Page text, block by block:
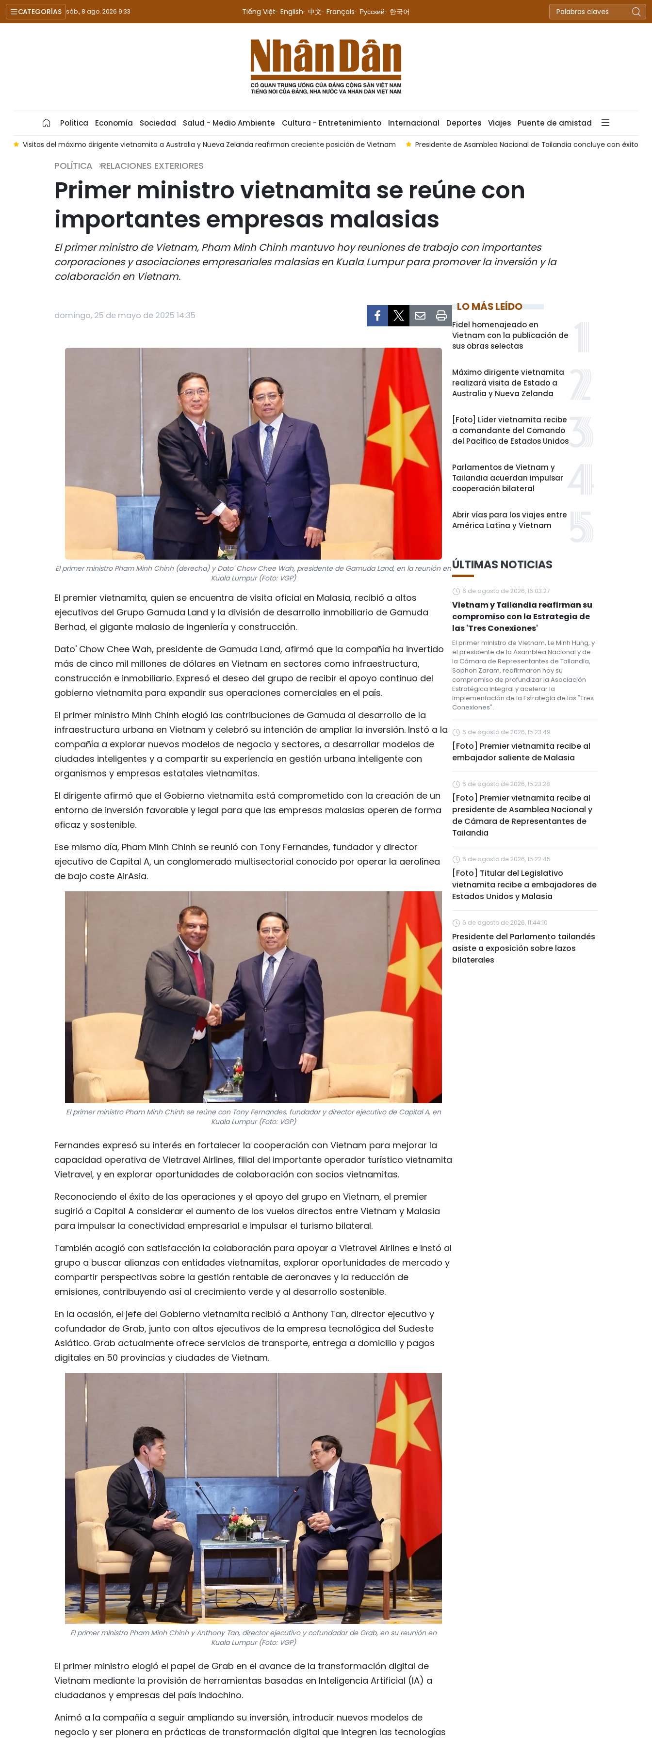
CATEGORÍAS sáb., 8 ago. 2026 9:33 Tiếng Việt English 中文 Français Русский 한국어
Política Economía Sociedad Salud - Medio Ambiente Cultura - Entretenimiento Internacional Deportes Viajes Puente de amistad
del máximo dirigente vietnamita a Australia y Nueva Zelanda reafirman creciente posición de Vietnam Presidente de Asamblea Nacional de Tailandia concluye con éxito visita
POLÍTICA RELACIONES EXTERIORES
Primer ministro vietnamita se reúne con
importantes empresas malasias
El primer ministro de Vietnam, Pham Minh Chinh mantuvo hoy reuniones de trabajo con importantes
corporaciones y asociaciones empresariales malasias en Kuala Lumpur para promover la inversión y la
colaboración en Vietnam.
domingo, 25 de mayo de 2025 14:35
El primer ministro Pham Minh Chinh (derecha) y Dato' Chow Chee Wah, presidente de Gamuda Land, en la reunión en
Kuala Lumpur (Foto: VGP)
El premier vietnamita, quien se encuentra de visita oficial en Malasia, recibió a altos
ejecutivos del Grupo Gamuda Land y la división de desarrollo inmobiliario de Gamuda
Berhad, el gigante malasio de ingeniería y construcción.
Dato' Chow Chee Wah, presidente de Gamuda Land, afirmó que la compañía ha invertido
más de cinco mil millones de dólares en Vietnam en sectores como infraestructura,
construcción e inmobiliario. Expresó el deseo del grupo de recibir el apoyo continuo del
gobierno vietnamita para expandir sus operaciones comerciales en el país.
El primer ministro Minh Chinh elogió las contribuciones de Gamuda al desarrollo de la
infraestructura urbana en Vietnam y celebró su intención de ampliar la inversión. Instó a la
compañía a explorar nuevos modelos de negocio y sectores, a desarrollar modelos de
ciudades inteligentes y a compartir su experiencia en gestión urbana inteligente con
organismos y empresas estatales vietnamitas.
El dirigente afirmó que el Gobierno vietnamita está comprometido con la creación de un
entorno de inversión favorable y legal para que las empresas malasias operen de forma
eficaz y sostenible.
Ese mismo día, Pham Minh Chinh se reunió con Tony Fernandes, fundador y director
ejecutivo de Capital A, un conglomerado multisectorial conocido por operar la aerolínea
de bajo coste AirAsia.
El primer ministro Pham Minh Chinh se reúne con Tony Fernandes, fundador y director ejecutivo de Capital A, en
Kuala Lumpur (Foto: VGP)
Fernandes expresó su interés en fortalecer la cooperación con Vietnam para mejorar la
capacidad operativa de Vietravel Airlines, filial del importante operador turístico vietnamita
Vietravel, y en explorar oportunidades de colaboración con socios vietnamitas.
Reconociendo el éxito de las operaciones y el apoyo del grupo en Vietnam, el premier
sugirió a Capital A considerar el aumento de los vuelos directos entre Vietnam y Malasia
para impulsar la conectividad empresarial e impulsar el turismo bilateral.
También acogió con satisfacción la colaboración para apoyar a Vietravel Airlines e instó al
grupo a buscar alianzas con entidades vietnamitas, explorar oportunidades de mercado y
compartir perspectivas sobre la gestión rentable de aeronaves y la reducción de
emisiones, contribuyendo así al crecimiento verde y al desarrollo sostenible.
En la ocasión, el jefe del Gobierno vietnamita recibió a Anthony Tan, director ejecutivo y
cofundador de Grab, junto con altos ejecutivos de la empresa tecnológica del Sudeste
Asiático. Grab actualmente ofrece servicios de transporte, entrega a domicilio y pagos
digitales en 50 provincias y ciudades de Vietnam.
El primer ministro Pham Minh Chinh y Anthony Tan, director ejecutivo y cofundador de Grab, en su reunión en
Kuala Lumpur (Foto: VGP)
El primer ministro elogió el papel de Grab en el avance de la transformación digital de
Vietnam mediante la provisión de herramientas basadas en Inteligencia Artificial (IA) a
ciudadanos y empresas del país indochino.
Animó a la compañía a seguir ampliando su inversión, introducir nuevos modelos de
negocio y ser pionera en prácticas de transformación digital que integren las tecnologías
LO MÁS LEÍDO
Fidel homenajeado en
Vietnam con la publicación de
sus obras selectas
Máximo dirigente vietnamita
realizará visita de Estado a
Australia y Nueva Zelanda
[Foto] Líder vietnamita recibe
a comandante del Comando
del Pacífico de Estados Unidos
Parlamentos de Vietnam y
Tailandia acuerdan impulsar
cooperación bilateral
Abrir vías para los viajes entre
América Latina y Vietnam
ÚLTIMAS NOTICIAS
6 de agosto de 2026, 16:03:27
Vietnam y Tailandia reafirman su
compromiso con la Estrategia de
las 'Tres Conexiones'
El primer ministro de Vietnam, Le Minh Hung, y
el presidente de la Asamblea Nacional y de
la Cámara de Representantes de Tailandia,
Sophon Zaram, reafirmaron hoy su
compromiso de profundizar la Asociación
Estratégica Integral y acelerar la
implementación de la Estrategia de las "Tres
Conexiones".
6 de agosto de 2026, 15:23:49
[Foto] Premier vietnamita recibe al
embajador saliente de Malasia
6 de agosto de 2026, 15:23:28
[Foto] Premier vietnamita recibe al
presidente de Asamblea Nacional y
de Cámara de Representantes de
Tailandia
6 de agosto de 2026, 15:22:45
[Foto] Titular del Legislativo
vietnamita recibe a embajadores de
Estados Unidos y Malasia
6 de agosto de 2026, 11:44:10
Presidente del Parlamento tailandés
asiste a exposición sobre lazos
bilaterales